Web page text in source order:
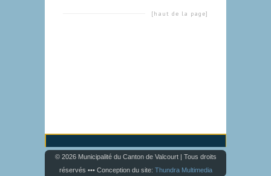
[haut de la page]
© 2026 Municipalité du Canton de Valcourt | Tous droits
réservés ••• Conception du site: Thundra Multimedia